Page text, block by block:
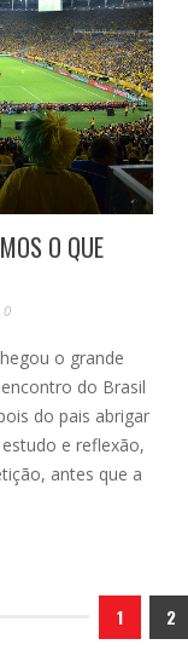
O QUE
0
o grande
do Brasil
do pais abrigar
e reflexão,
antes que a
1 2